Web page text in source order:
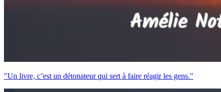
"Un livre, c’est un détonateur qui sert à faire réagir les gens."